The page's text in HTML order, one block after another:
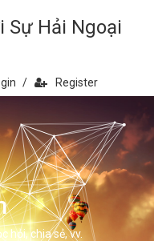
Sự Hải Ngoại
/ Register
hỏi, chia sẻ, vv.